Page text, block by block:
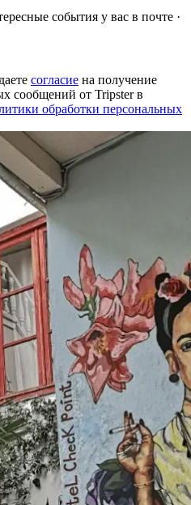
события у вас в почте ·
согласие на получение
сообщений от Tripster в
обработки персональных